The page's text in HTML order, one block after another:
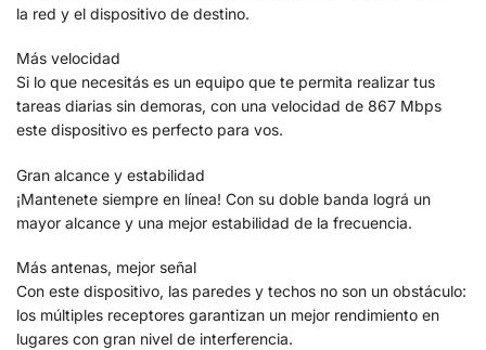
la red y el dispositivo de destino.
Más velocidad
Si lo que necesitás es un equipo que te permita realizar tus
tareas diarias sin demoras, con una velocidad de 867 Mbps
este dispositivo es perfecto para vos.
Gran alcance y estabilidad
¡Mantenete siempre en línea! Con su doble banda lográ un
mayor alcance y una mejor estabilidad de la frecuencia.
Más antenas, mejor señal
Con este dispositivo, las paredes y techos no son un obstáculo:
los múltiples receptores garantizan un mejor rendimiento en
lugares con gran nivel de interferencia.